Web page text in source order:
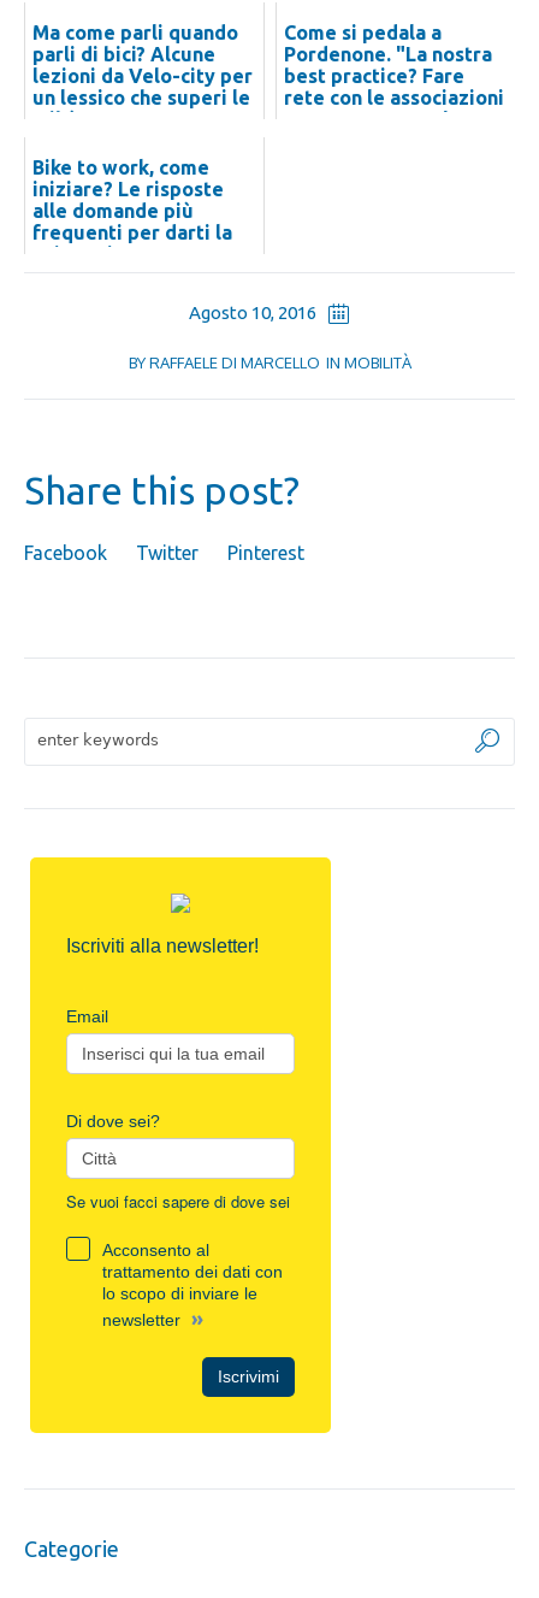
Ma come parli quando
parli di bici? Alcune
lezioni da Velo-city per
un lessico che superi le
Come si pedala a
Pordenone. "La nostra
best practice? Fare
rete con le associazioni
Bike to work, come
iniziare? Le risposte
alle domande più
frequenti per darti la
Agosto 10, 2016
BYRAFFAELE DI MARCELLO IN MOBILITÀ
Share this post?
Facebook Twitter Pinterest
Iscriviti alla newsletter!
Email
Di dove sei?
Se vuoi facci sapere di dove sei
Acconsento al
trattamento dei dati con
lo scopo di inviare le
newsletter »
Iscrivimi
Categorie